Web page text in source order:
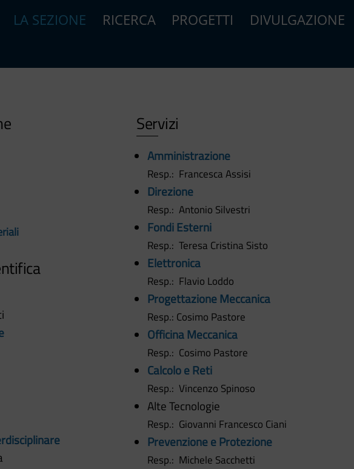
LA SEZIONE RICERCA PROGETTI DIVULGAZIONE
Servizi
Amministrazione
Resp.: Francesca Assisi
Direzione
Resp.: Antonio Silvestri
Fondi Esterni
Resp.: Teresa Cristina Sisto
Elettronica
Resp.: Flavio Loddo
Progettazione Meccanica
Resp.: Cosimo Pastore
Officina Meccanica
Resp.: Cosimo Pastore
Calcolo e Reti
Resp.: Vincenzo Spinoso
Alte Tecnologie
Resp.: Giovanni Francesco Ciani
Prevenzione e Protezione
Resp.: Michele Sacchetti